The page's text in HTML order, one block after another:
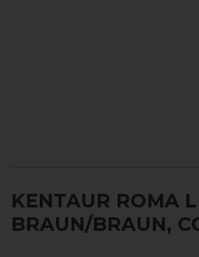
KENTAUR ROMA
BRAUN/BRAUN,